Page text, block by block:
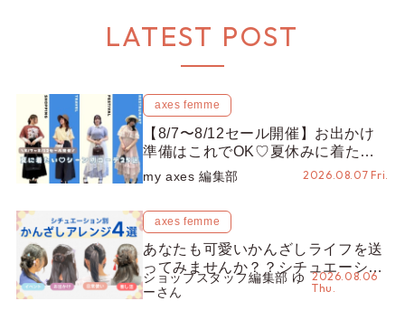
LATEST POST
axes femme
【8/7〜8/12セール開催】お出かけ
準備はこれでOK♡夏休みに着たい
コーデ25選をシーン別に徹底解説！
my axes 編集部 2026.08.07 Fri.
axes femme
あなたも可愛いかんざしライフを送
ってみませんか？？シチュエーショ
ン別“かんざし”のオススメ【ショッ
プスタッフ編集部】
ショップスタッフ編集部 ゆ
ーさん
2026.08.06
Thu.